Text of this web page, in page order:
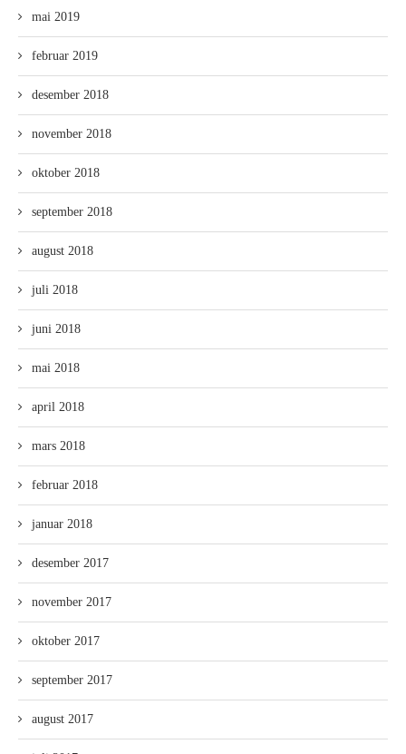
mai 2019
februar 2019
desember 2018
november 2018
oktober 2018
september 2018
august 2018
juli 2018
juni 2018
mai 2018
april 2018
mars 2018
februar 2018
januar 2018
desember 2017
november 2017
oktober 2017
september 2017
august 2017